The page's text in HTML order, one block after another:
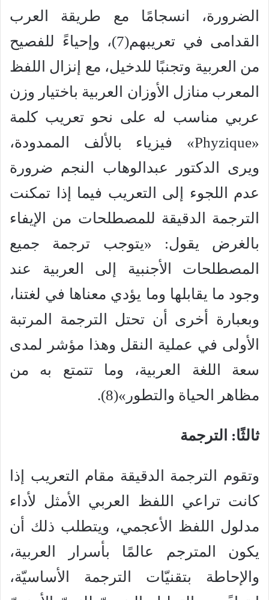
الضرورة، انسجامًا مع طريقة العرب
القدامى في تعريبهم(7)، وإحياءً للفصيح
من العربية وتجنبًا للدخيل، مع إنزال اللفظ
المعرب منازل الأوزان العربية باختيار وزن
عربي مناسب له على نحو تعريب كلمة
«Phyzique» فيزياء بالألف الممدودة،
ويرى الدكتور عبدالوهاب النجم ضرورة
عدم اللجوء إلى التعريب فيما إذا تمكنت
الترجمة الدقيقة للمصطلحات من الإيفاء
بالغرض يقول: «يتوجب ترجمة جميع
المصطلحات الأجنبية إلى العربية عند
وجود ما يقابلها وما يؤدي معناها في لغتنا،
وبعبارة أخرى أن تحتل الترجمة المرتبة
الأولى في عملية النقل وهذا مؤشر لمدى
سعة اللغة العربية، وما تتمتع به من
مظاهر الحياة والتطور»(8).
ثالثًا: الترجمة
وتقوم الترجمة الدقيقة مقام التعريب إذا
كانت تراعي اللفظ العربي الأمثل لأداء
مدلول اللفظ الأعجمي، ويتطلب ذلك أن
يكون المترجم عالمًا بأسرار العربية،
والإحاطة بتقنيّات الترجمة الأساسيّة،